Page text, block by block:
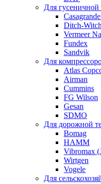
Для гусеничной
Ditch-Witch
Vermeer
Fundex
Sandvik
Для
Atlas
Airman
Cummins
FG Wilson
Gesan
SDMO
Для дорожной
Bomag
HAMM
Vibromax
Wirtgen
Vogele
Для